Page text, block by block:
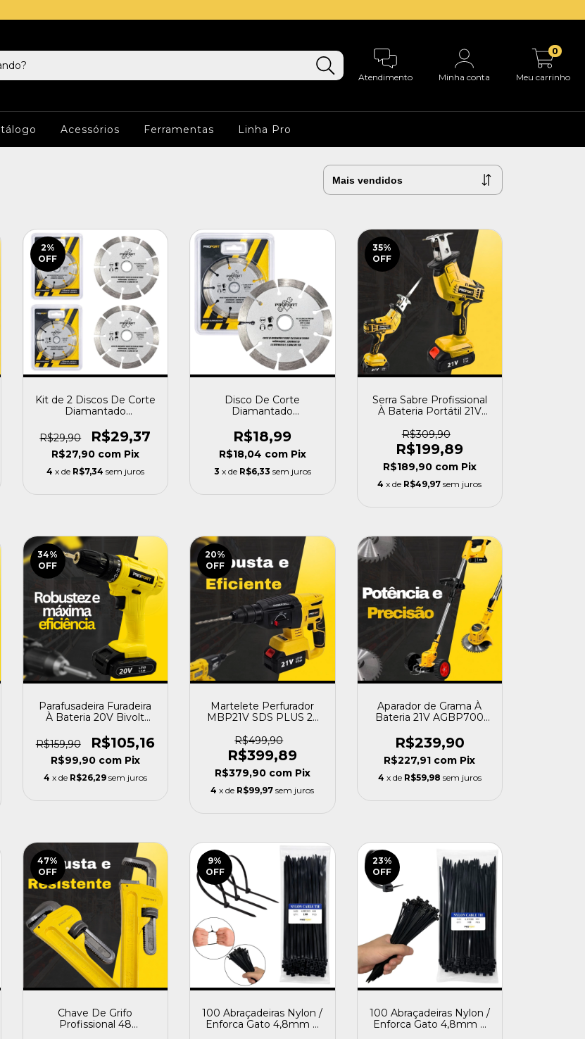
Atendimento Minha conta Meu carrinho
0
Acessórios Ferramentas Linha Pro
2%
OFF
Kit de 2 Discos De Corte
Diamantado
Profort
R$29,90 R$29,37
R$27,90 com Pix
4 x de R$7,34 sem juros
Disco De Corte
Diamantado
Profort
R$18,99
R$18,04 com Pix
3 x de R$6,33 sem juros
35%
OFF
Serra Sabre Profissional
À Bateria Portátil 21V
Profort
R$309,90
R$199,89
R$189,90 com Pix
4 x de R$49,97 sem juros
34%
OFF
Parafusadeira Furadeira
À Bateria 20V Bivolt
Profort
R$159,90 R$105,16
R$99,90 com Pix
4 x de R$26,29 sem juros
20%
OFF
Martelete Perfurador
MBP21V SDS PLUS 26
R$499,90
R$399,89
R$379,90 com Pix
4 x de R$99,97 sem juros
Aparador de Grama À
Bateria 21V AGBP700
R$239,90
R$227,91 com Pix
4 x de R$59,98 sem juros
47%
OFF
Chave De Grifo
Profissional 48
9%
OFF
100 Abraçadeiras Nylon /
Enforca Gato 4,8mm X
23%
OFF
100 Abraçadeiras Nylon /
Enforca Gato 4,8mm X